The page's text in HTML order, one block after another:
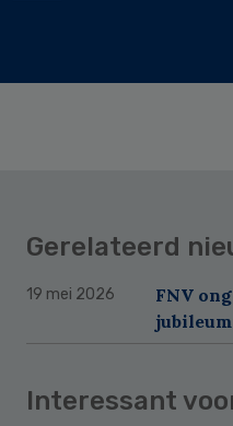
Gerelateerd
19 mei 2026
FNV
Interessant